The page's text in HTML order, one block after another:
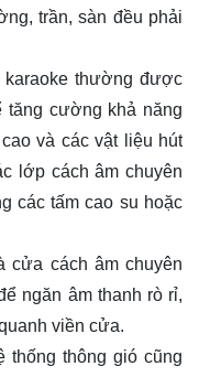
trần, sàn đều phải
karaoke thường được
cường khả năng
và các vật liệu hút
lớp cách âm chuyên
các tấm cao su hoặc
cửa cách âm chuyên
ngăn âm thanh rò rỉ,
viền cửa.
thống thông gió cũng